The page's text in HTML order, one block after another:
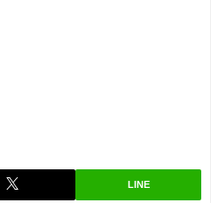
LINE